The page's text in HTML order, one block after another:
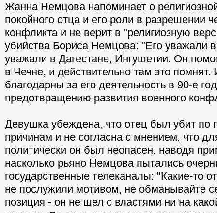
Жанна Немцова напоминает о
покойного отца и его роли в разрешении
конфликта и не верит в "религиозную
убийства Бориса Немцова: "Его уважали
уважали в Дагестане, Ингушетии. Он
в Чечне, и действительно там это помнят.
благодарны за его деятельность в 90-е
предотвращению развития военного
Девушка убеждена, что отец был убит по
причинам и не согласна с мнением, что
политически он был неопасен, наводя
насколько рьяно Немцова пытались
государственные телеканалы: "Какие-то
не послужили мотивом, не обманывайте
позиция - он не шел с властями ни на